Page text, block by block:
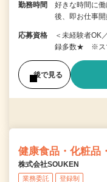
勤務時間
好きな時間に
後、即お仕事
応募資格
＜未経験者
録多数★ ※スマ
後で見る
健康食品・化粧品
株式会社SOUKEN
業務委託 登録制